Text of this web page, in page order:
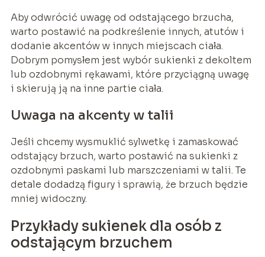
Aby odwrócić uwagę od odstającego brzucha,
warto postawić na podkreślenie innych, atutów i
dodanie akcentów w innych miejscach ciała.
Dobrym pomysłem jest wybór sukienki z dekoltem
lub ozdobnymi rękawami, które przyciągną uwagę
i skierują ją na inne partie ciała.
Uwaga na akcenty w talii
Jeśli chcemy wysmuklić sylwetkę i zamaskować
odstający brzuch, warto postawić na sukienki z
ozdobnymi paskami lub marszczeniami w talii. Te
detale dodadzą figury i sprawią, że brzuch będzie
mniej widoczny.
Przykłady sukienek dla osób z
odstającym brzuchem